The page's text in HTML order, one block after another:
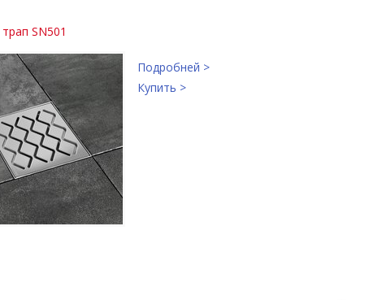
SN501
Подробней >
Купить >